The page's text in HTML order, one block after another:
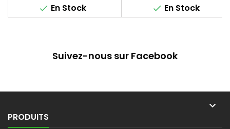
 En Stock  En Stock
Suivez-nous sur Facebook
PRODUITS
